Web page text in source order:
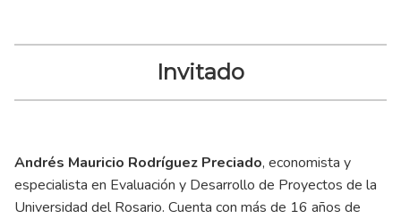
Invitado
Andrés Mauricio Rodríguez Preciado, economista y
especialista en Evaluación y Desarrollo de Proyectos de la
Universidad del Rosario. Cuenta con más de 16 años de